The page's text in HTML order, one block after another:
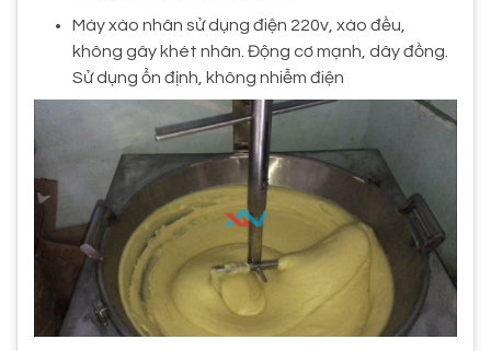
Máy xào nhân sử dụng điện 220v, xào đều,
không gây khét nhân. Động cơ mạnh, dây đồng.
Sử dụng ổn định, không nhiễm điện